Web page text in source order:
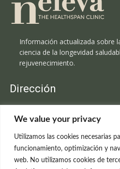
We value your privacy
Utilizamos las cookies necesarias
funcionamiento, optimización y
web. No utilizamos cookies de
Información actualizada sobre
ciencia de la longevidad
rejuvenecimiento.
Dirección
C/Claudio Coello, 19 - 1º
699 595 619